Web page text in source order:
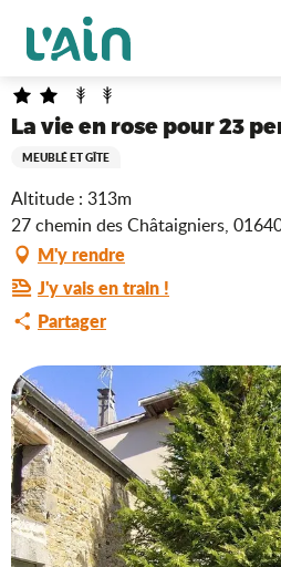
contenu
principal
Accueil La vie en rose pour 23
La vie en rose pour 23
MEUBLÉ ET GÎTE
Altitude : 313m
27 chemin des Châtaigniers,
M'y rendre
J'y vais en train !
Partager